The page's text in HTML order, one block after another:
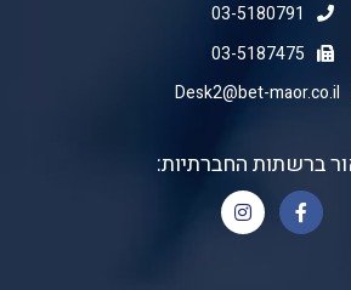
03-5180791
03-5187475
Desk2@bet-maor.co.il
ברשתות החברתיות: